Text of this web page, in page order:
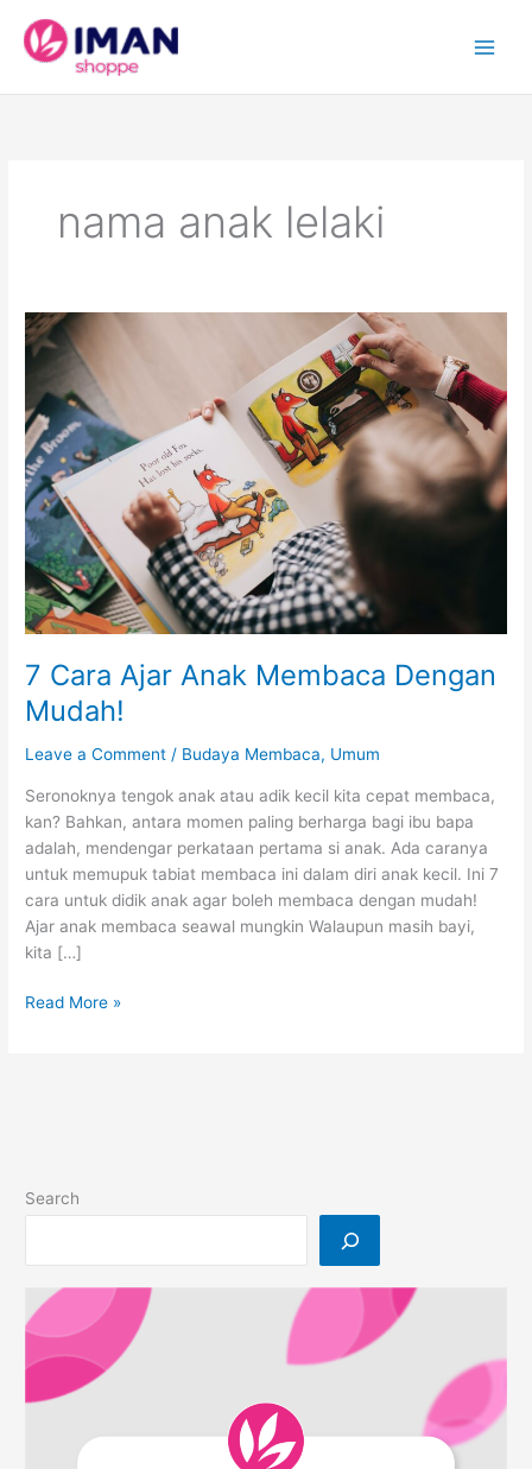
content
nama anak lelaki
7 Cara Ajar Anak Membaca Dengan
Mudah!
Leave a Comment / Budaya Membaca, Umum
Seronoknya tengok anak atau adik kecil kita cepat membaca,
kan? Bahkan, antara momen paling berharga bagi ibu bapa
adalah, mendengar perkataan pertama si anak. Ada caranya
untuk memupuk tabiat membaca ini dalam diri anak kecil. Ini 7
cara untuk didik anak agar boleh membaca dengan mudah!
Ajar anak membaca seawal mungkin Walaupun masih bayi,
kita […]
7
Read More »
Search